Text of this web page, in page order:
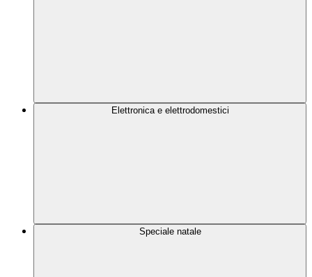
Elettronica e elettrodomestici
Speciale natale